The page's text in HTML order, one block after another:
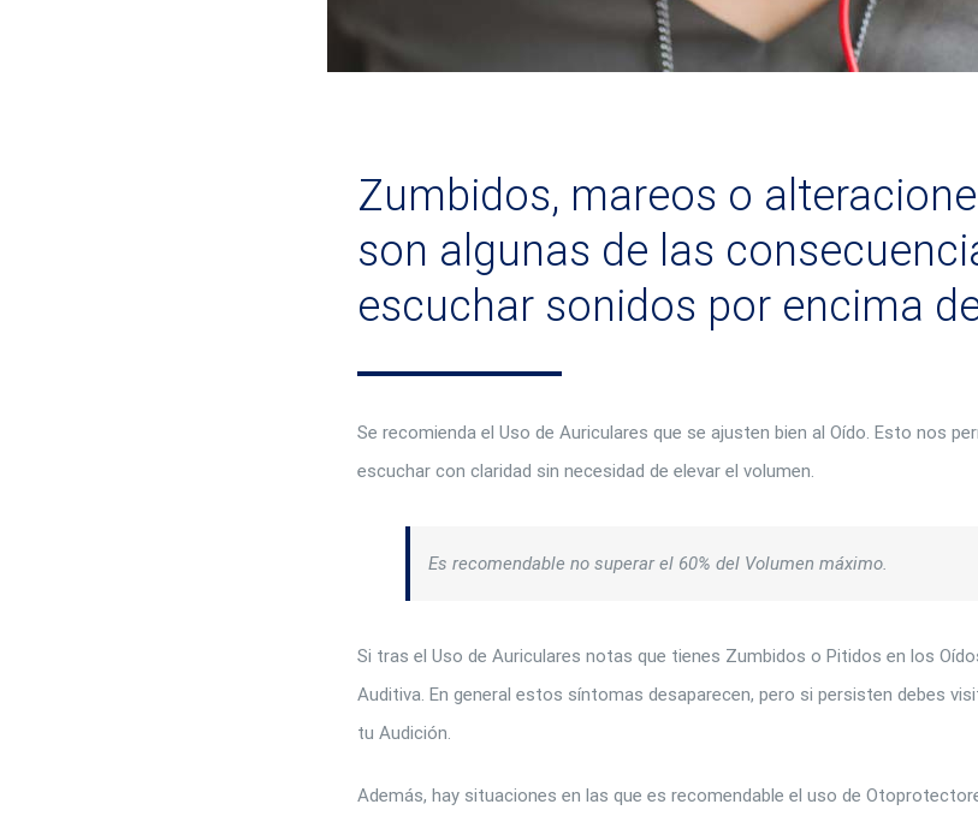
Zumbidos, mareos o
son algunas de las
escuchar sonidos por encima
Se recomienda el Uso de Auriculares que se ajusten bien al Oído. Esto nos
escuchar con claridad sin necesidad de elevar el volumen.
Es recomendable no superar el 60% del Volumen máximo.
Si tras el Uso de Auriculares notas que tienes Zumbidos o Pitidos en los
Auditiva. En general estos síntomas desaparecen, pero si persisten debes
tu Audición.
Además, hay situaciones en las que es recomendable el uso de